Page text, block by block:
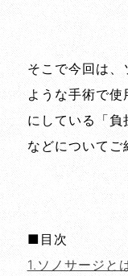
そこで今回は
ような手術で
にしている「
などについてご
■目次
1.ソノサージと